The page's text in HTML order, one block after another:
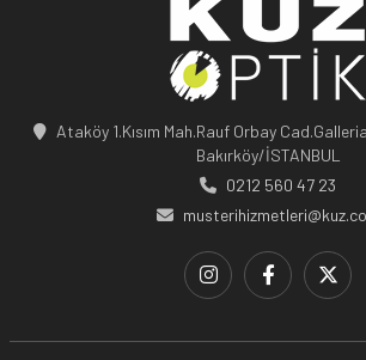
Ataköy 1.Kısım Mah.Rauf Orbay
Bakırköy/İSTANBUL
0212 560 47 23